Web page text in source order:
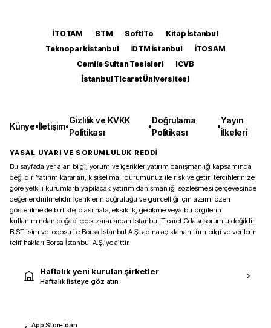
İTOTAM BTM SoftITo
Kitap İstanbul
Teknopark İstanbul
İDTM İstanbul
İTOSAM
Cemile Sultan Tesisleri
ICVB
İstanbul Ticaret Üniversitesi
Künye•İletişim•
Gizlilik ve KVKK
Politikası
•
Doğrulama
Politikası
•
Yayın
İlkeleri
YASAL UYARI VE SORUMLULUK REDDİ
Bu sayfada yer alan bilgi, yorum ve içerikler yatırım danışmanlığı kapsamında
değildir. Yatırım kararları, kişisel mali durumunuz ile risk ve getiri tercihlerinize
göre yetkili kurumlarla yapılacak yatırım danışmanlığı sözleşmesi çerçevesinde
değerlendirilmelidir. İçeriklerin doğruluğu ve güncelliği için azami özen
gösterilmekle birlikte, olası hata, eksiklik, gecikme veya bu bilgilerin
kullanımından doğabilecek zararlardan İstanbul Ticaret Odası sorumlu değildir.
BIST isim ve logosu ile Borsa İstanbul A.Ş. adına açıklanan tüm bilgi ve verilerin
telif hakları Borsa İstanbul A.Ş.’ye aittir.
Haftalık yeni kurulan şirketler
Haftalık listeye göz atın
App Store'dan